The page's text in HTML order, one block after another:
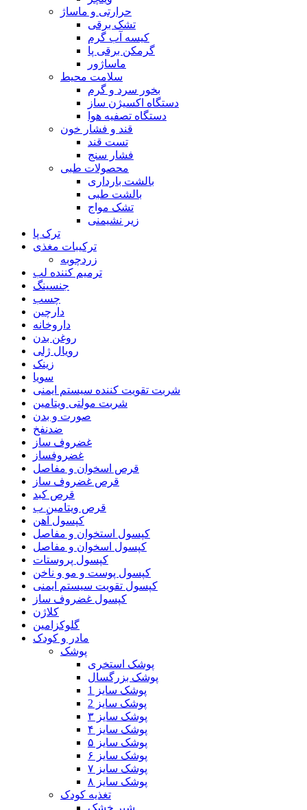
حرارتی و ماساژ
تشک برقی
کیسه آب گرم
گرمکن برقی پا
ماساژور
سلامت محیط
بخور سرد و گرم
دستگاه اکسیژن ساز
دستگاه تصفیه هوا
قند و فشار خون
تست قند
فشار سنج
محصولات طبی
بالشت بارداری
بالشت طبی
تشک مواج
زیر نشیمنی
ترک پا
ترکیبات مغذی
زردچوبه
ترمیم کننده لب
جنسینگ
چسب
دارچین
داروخانه
روغن بدن
رویال ژلی
زینک
سویا
شربت تقویت کننده سیستم ایمنی
شربت مولتی ویتامین
صورت و بدن
ضدنفخ
غضروف ساز
غضروفساز
قرص اسخوان و مفاصل
قرص غضروف ساز
قرص کبد
قرص ویتامین ب
کپسول آهن
کپسول استخوان و مفاصل
کپسول اسخوان و مفاصل
کپسول پروستات
کپسول پوست و مو و ناخن
کپسول تقویت سیستم ایمنی
کپسول غضروف ساز
کلاژن
گلوکزامین
مادر و کودک
پوشک
پوشک استخری
پوشک بزرگسال
پوشک سایز 1
پوشک سایز 2
پوشک سایز ۳
پوشک سایز ۴
پوشک سایز ۵
پوشک سایز ۶
پوشک سایز ۷
پوشک سایز ۸
تغذیه کودک